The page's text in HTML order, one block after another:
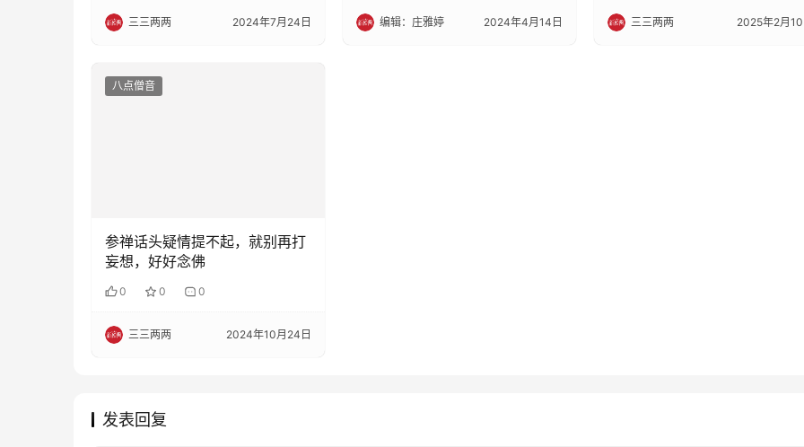
三三两两 2024年7月24日 编辑：庄雅婷 2024年4月14日 三三两两 2025年2月10
八点僧音
参禅话头疑情提不起，就别再打
妄想，好好念佛
0 0 0
三三两两 2024年10月24日
发表回复